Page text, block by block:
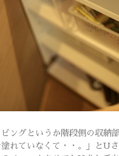
ングというか階段側の収納
塗れていなくて・・。」とU